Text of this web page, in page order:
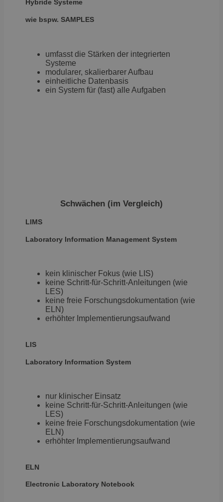
Hybride Systeme
wie bspw. SAMPLES
umfasst die Stärken der integrierten
Systeme
modularer, skalierbarer Aufbau
einheitliche Datenbasis
ein System für (fast) alle Aufgaben
Schwächen (im Vergleich)
LIMS
Laboratory Information Management System
kein klinischer Fokus (wie LIS)
keine Schritt-für-Schritt-Anleitungen (wie
LES)
keine freie Forschungsdokumentation (wie
ELN)
erhöhter Implementierungsaufwand
LIS
Laboratory Information System
nur klinischer Einsatz
keine Schritt-für-Schritt-Anleitungen (wie
LES)
keine freie Forschungsdokumentation (wie
ELN)
erhöhter Implementierungsaufwand
ELN
Electronic Laboratory Notebook
_gcl_au
Google LLC
2 Monate 4
_plantrack
.brevo.com
Wochen